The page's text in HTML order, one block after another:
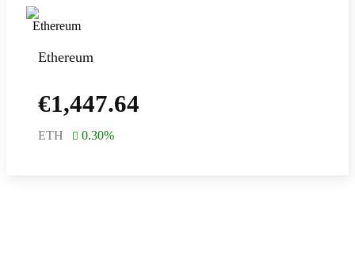
Ethereum
€1,447.64
ETH 0.30%